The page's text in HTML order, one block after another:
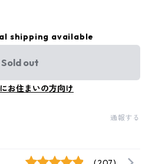
shipping available
Sold out
お住まいの方向け
通報する